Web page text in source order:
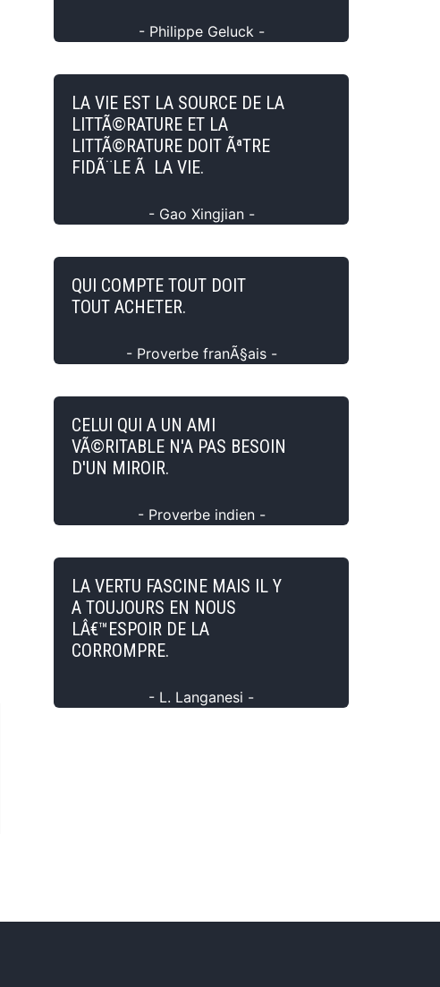
- Philippe Geluck -
LA VIE EST LA SOURCE DE LA
LITTÃ©RATURE ET LA
LITTÃ©RATURE DOIT ÃªTRE
FIDÃ¨LE Ã LA VIE.
- Gao Xingjian -
QUI COMPTE TOUT DOIT
TOUT ACHETER.
- Proverbe franÃ§ais -
CELUI QUI A UN AMI
VÃ©RITABLE N'A PAS BESOIN
D'UN MIROIR.
- Proverbe indien -
LA VERTU FASCINE MAIS IL Y
A TOUJOURS EN NOUS
LÂ€™ESPOIR DE LA
CORROMPRE.
- L. Langanesi -